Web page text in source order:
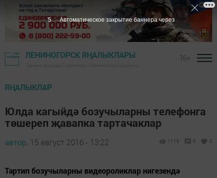
ЛЕНИНОГОРСК ЯҢАЛЫКЛАРЫ
ЯҢАЛЫКЛАР
Юлда кагыйдә бозучыларны телефонга
төшереп җавапка тартачаклар
автор, 15 август 2016 - 13:22 1115 0 0
Тәртип бозучыларны видеороликлар нигезендә
4 Автоматическое закрытие баннера через